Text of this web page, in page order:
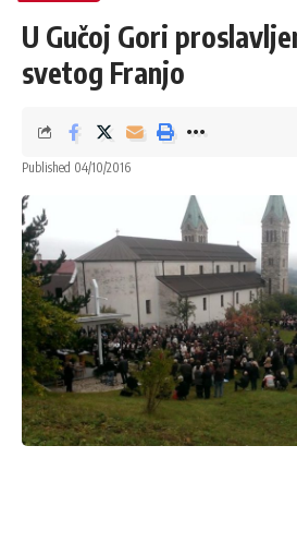
U Gučoj Gori
svetog Franjo
Published 04/10/2016